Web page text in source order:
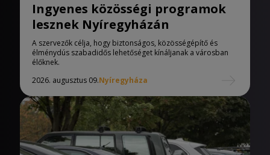
Ingyenes közösségi programok
lesznek Nyíregyházán
A szervezők célja, hogy biztonságos, közösségépítő és
élménydús szabadidős lehetőséget kínáljanak a városban
élőknek.
2026. augusztus 09.Nyíregyháza